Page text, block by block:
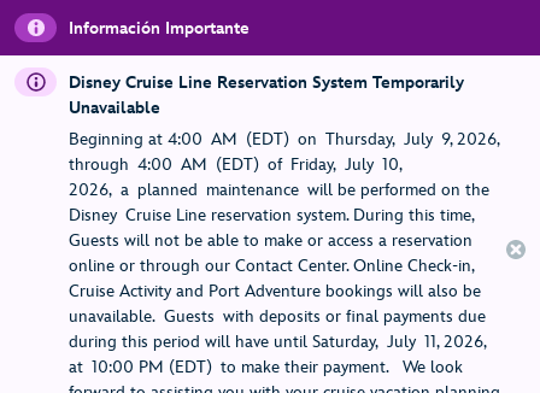
Información Importante
Disney Cruise Line Reservation System Temporarily
Unavailable
Beginning at 4:00 AM (EDT) on Thursday, July 9, 2026,
through 4:00 AM (EDT) of Friday, July 10,
2026, a planned maintenance will be performed on the
Disney Cruise Line reservation system. During this time,
Guests will not be able to make or access a reservation
online or through our Contact Center. Online Check-in,
Cruise Activity and Port Adventure bookings will also be
unavailable. Guests with deposits or final payments due
during this period will have until Saturday, July 11, 2026,
at 10:00 PM (EDT) to make their payment. We look